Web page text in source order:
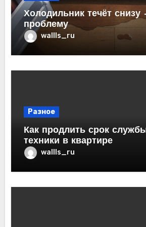
Холодильник течёт снизу
проблему
wallls_ru
Разное
Как продлить срок
техники в квартире
wallls_ru